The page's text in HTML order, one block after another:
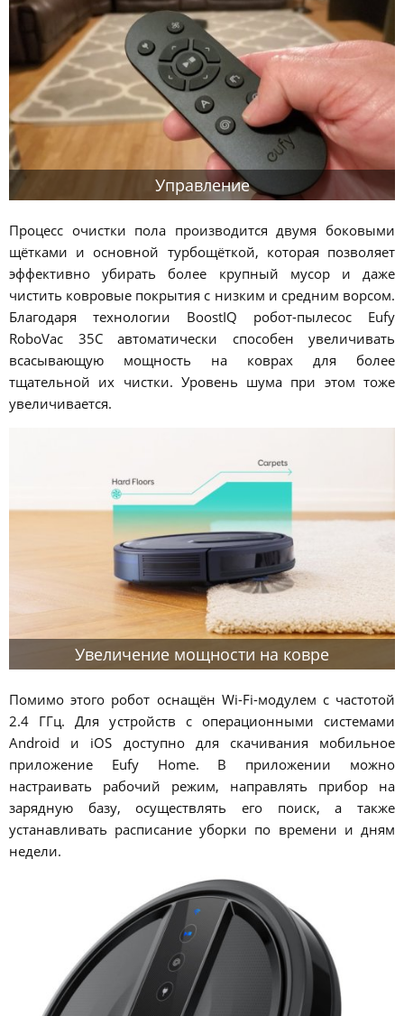
Управление
Процесс очистки пола производится двумя боковыми
щётками и основной турбощёткой, которая позволяет
эффективно убирать более крупный мусор и даже
чистить ковровые покрытия с низким и средним ворсом.
Благодаря технологии BoostIQ робот-пылесос Eufy
RoboVac 35C автоматически способен увеличивать
всасывающую мощность на коврах для более
тщательной их чистки. Уровень шума при этом тоже
увеличивается.
Увеличение мощности на ковре
Помимо этого робот оснащён Wi-Fi-модулем с частотой
2.4 ГГц. Для устройств с операционными системами
Android и iOS доступно для скачивания мобильное
приложение Eufy Home. В приложении можно
настраивать рабочий режим, направлять прибор на
зарядную базу, осуществлять его поиск, а также
устанавливать расписание уборки по времени и дням
недели.